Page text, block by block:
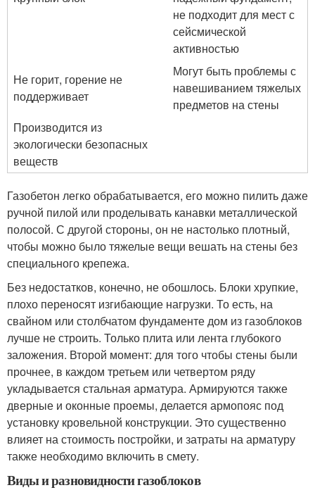
не подходит для мест с
сейсмической
активностью
Не горит, горение не
поддерживает
Могут быть проблемы с
навешиванием тяжелых
предметов на стены
Производится из
экологически безопасных
веществ
Газобетон легко обрабатывается, его можно пилить даже
ручной пилой или проделывать канавки металлической
полосой. С другой стороны, он не настолько плотный,
чтобы можно было тяжелые вещи вешать на стены без
специального крепежа.
Без недостатков, конечно, не обошлось. Блоки хрупкие,
плохо переносят изгибающие нагрузки. То есть, на
свайном или столбчатом фундаменте дом из газоблоков
лучше не строить. Только плита или лента глубокого
заложения. Второй момент: для того чтобы стены были
прочнее, в каждом третьем или четвертом ряду
укладывается стальная арматура. Армируются также
дверные и оконные проемы, делается армопояс под
установку кровельной конструкции. Это существенно
влияет на стоимость постройки, и затраты на арматуру
также необходимо включить в смету.
Виды и разновидности газоблоков